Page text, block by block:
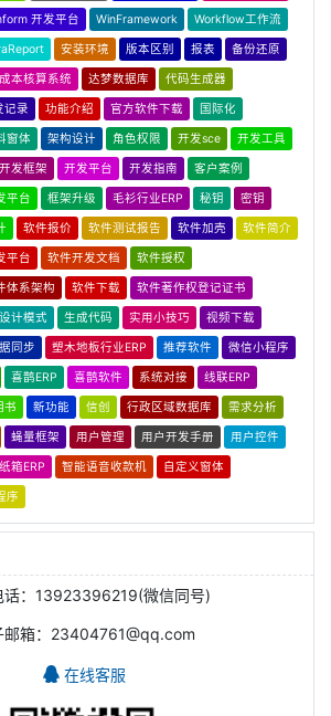
开发平台 WinFramework Workflow工作流
安装环境 版本区别 报表 备份还原
成本核算系统 达梦数据库 代码生成器
记录 功能介绍 官方软件下载 国际化
窗体 架构设计 角色权限 开发sce 开发工具
开发框架 开发平台 开发指南 客户案例
平台 框架升级 毛衫行业ERP 秘钥 密钥
软件报价 软件测试报告 软件加壳 软件简介
平台 软件开发文档 软件授权
体系架构 软件下载 软件著作权登记证书
设计模式 生成代码 实用小技巧 视频下载
同步 塑木地板行业ERP 推荐软件 微信小程序
喜鹊ERP 喜鹊软件 系统对接 线联ERP
书 新功能 信创 行政区域数据库 需求分析
蝇量框架 用户管理 用户开发手册 用户控件
纸箱ERP 智能语音收款机 自定义窗体
序
话：13923396219(微信同号)
邮箱：23404761@qq.com
在线客服